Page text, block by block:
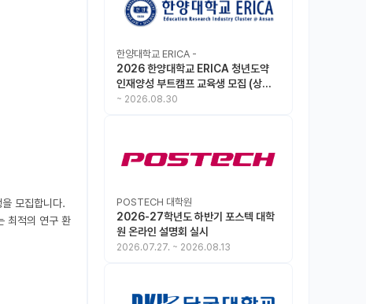
한양대학교 ERICA -
2026 한양대학교 ERICA 청년도약
인재양성 부트캠프 교육생 모집 (상시
모집 중, 1차 마감 : ~8.30)
~ 2026.08.30
POSTECH 대학원
2026-27학년도 하반기 포스텍 대학
원 온라인 설명회 실시
2026.07.27. ~ 2026.08.13
모집합니다.
최적의 연구 환